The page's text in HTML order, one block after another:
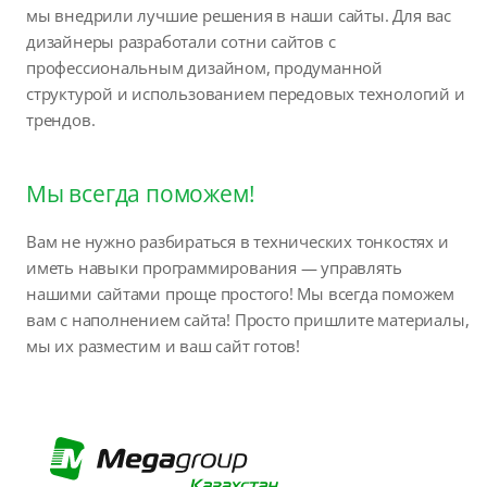
мы внедрили лучшие решения в наши сайты. Для вас
дизайнеры разработали сотни сайтов с
профессиональным дизайном, продуманной
структурой и использованием передовых технологий и
трендов.
Мы всегда поможем!
Вам не нужно разбираться в технических тонкостях и
иметь навыки программирования — управлять
нашими сайтами проще простого! Мы всегда поможем
вам с наполнением сайта! Просто пришлите материалы,
мы их разместим и ваш сайт готов!